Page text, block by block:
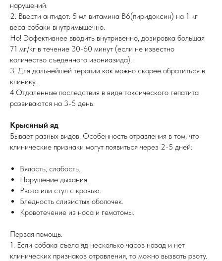
нарушений.
2. Ввести антидот: 5 мл витамина В6(пиридоксин) на 1 кг
веса собаки внутримышечно.
Но! Эффективнее вводить внутривенно, дозировка большая
71 мг/кг в течение 30-60 минут (если не известно
количество съеденного изониазида).
3. Для дальнейшей терапии как можно скорее обратиться в
клинику.
4.Отдаленные последствия в виде токсического гепатита
развиваются на 3-5 день.
Крысиный яд
Бывает разных видов. Особенность отравления в том, что
клинические признаки могут появиться через 2-5 дней:
Вялость, слабость.
Нарушение дыхания.
Рвота или стул с кровью.
Бледность слизистых оболочек.
Кровотечение из носа и гематомы.
Первая помощь:
1. Если собака съела яд несколько часов назад и нет
клинических признаков отравления, то можно вызвать рвоту.